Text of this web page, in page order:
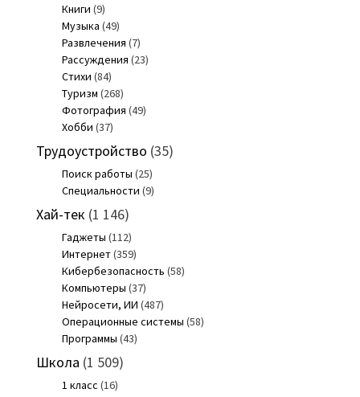
Книги (9)
Музыка (49)
Развлечения (7)
Рассуждения (23)
Стихи (84)
Туризм (268)
Фотография (49)
Хобби (37)
Трудоустройство (35)
Поиск работы (25)
Специальности (9)
Хай-тек (1 146)
Гаджеты (112)
Интернет(359)
Кибербезопасность (58)
Компьютеры (37)
Нейросети, ИИ (487)
Операционные системы (58)
Программы (43)
Школа (1 509)
1 класс (16)